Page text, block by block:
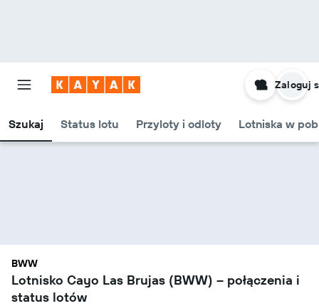
Szukaj Status lotu Przyloty i odloty Lotniska w
Zaloguj
BWW
Lotnisko Cayo Las Brujas (BWW) – połączenia i
status lotów